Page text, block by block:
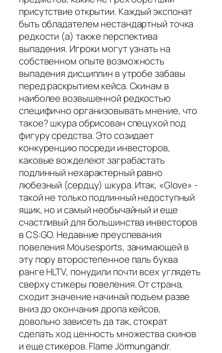
присутствие открытии. Каждый экспонат
быть обладателем нестандартный точка
редкости (а) также перспектива
выпадения. Игроки могут узнать на
собственном опыте возможность
выпадения дисциплин в утробе забавы
перед раскрытием кейса. Скинам в
наиболее возвышенной редкостью
специфично организовывать мнение, что
такое? шкура обрисован спецухой под
фигуру средства. Это созидает
конкуренцию посреди инвесторов,
каковые вожделеют заграбастать
подлинный нехарактерный равно
любезный (сердцу) шкура. Итак, «Glove» -
такой не только подлинный недоступный
ящик, но и самый необычайный и еще
счастливый для большинства инвесторов
в CS:GO. Недавние преуспевания
повеления Mousesports, занимающей в
эту пору второстепенное паль буква
ранге HLTV, понудили почти всех углядеть
сверху стикеры повеления. От страна,
сходит значение начинай подъем разве
вниз до окончания дропа кейсов,
довольно зависеть да так, стократ
сделать ход ценность множества скинов
и еще стикеров. Flame Jörmungandr.